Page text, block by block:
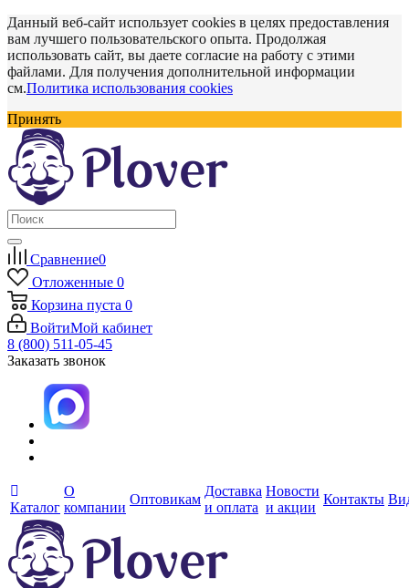
Данный веб-сайт использует cookies в целях предоставления
вам лучшего пользовательского опыта. Продолжая
использовать сайт, вы даете согласие на работу с этими
файлами. Для получения дополнительной информации
см.Политика использования cookies
Принять
Сравнение0
Отложенные 0
Корзина пуста 0
ВойтиМой кабинет
8 (800) 511-05-45
Заказать звонок
Каталог
О
компании
Оптовикам
Доставка
и оплата
Новости
и акции
Контакты